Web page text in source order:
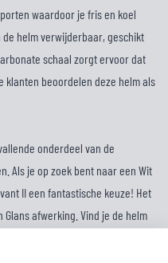
waardoor je fris en koel
helm verwijderbaar, geschikt
schaal zorgt ervoor dat
klanten beoordelen deze helm als
onderdeel van de
Als je op zoek bent naar een Wit
II een fantastische keuze! Het
afwerking. Vind je de helm